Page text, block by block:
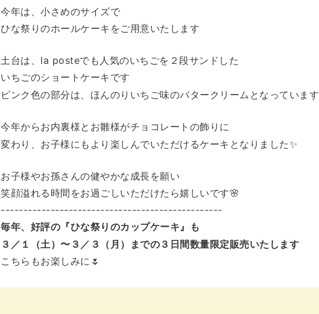
今年は、小さめのサイズで
ひな祭りのホールケーキをご用意いたします
土台は、la posteでも人気のいちごを２段サンドした
いちごのショートケーキです
ピンク色の部分は、ほんのりいちご味のバタークリーム となっています
今年からお内裏様とお雛様がチョコレートの飾りに
変わり、お子様にもより楽しんでいただけるケーキ となりました✨
お子様やお孫さんの健やかな成長を願い
笑顔溢れる時間をお過ごしいただけたら嬉しいです🌸
-------------------------------------------------
毎年、好評の『ひな祭りのカップケーキ』も
３／１（土）〜３／３（月）までの３日間数量限定販売いたします
こちらもお楽しみに🌷